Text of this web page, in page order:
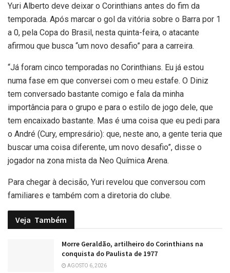
Yuri Alberto deve deixar o Corinthians antes do fim da
temporada. Após marcar o gol da vitória sobre o Barra por 1
a 0, pela Copa do Brasil, nesta quinta-feira, o atacante
afirmou que busca “um novo desafio” para a carreira.
“Já foram cinco temporadas no Corinthians. Eu já estou
numa fase em que conversei com o meu estafe. O Diniz
tem conversado bastante comigo e fala da minha
importância para o grupo e para o estilo de jogo dele, que
tem encaixado bastante. Mas é uma coisa que eu pedi para
o André (Cury, empresário): que, neste ano, a gente teria que
buscar uma coisa diferente, um novo desafio”, disse o
jogador na zona mista da Neo Química Arena.
Para chegar à decisão, Yuri revelou que conversou com
familiares e também com a diretoria do clube.
Veja Também
Morre Geraldão, artilheiro do Corinthians na
conquista do Paulista de 1977
AGOSTO 6, 2026